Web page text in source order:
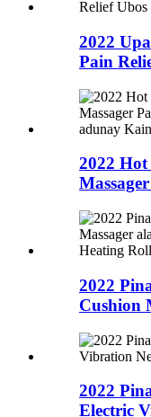
2022
Pain
2022 Hot
2022
Cushion
2022
Electric